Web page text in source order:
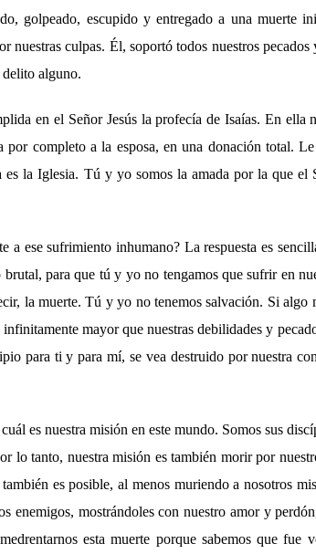
golpeado, escupido y entregado a una muerte
nuestras culpas. Él, soportó todos nuestros pecados
alguno.
en el Señor Jesús la profecía de Isaías. En ella
completo a la esposa, en una donación total. Le
es la Iglesia. Tú y yo somos la amada por la que el
a ese sufrimiento inhumano? La respuesta es
para que tú y yo no tengamos que sufrir en
la muerte. Tú y yo no tenemos salvación. Si algo
mayor que nuestras debilidades y
para ti y para mí, se vea destruido por nuestra
es nuestra misión en este mundo. Somos sus
lo tanto, nuestra misión es también morir por
es posible, al menos muriendo a nosotros
enemigos, mostrándoles con nuestro amor y
esta muerte porque sabemos que fue